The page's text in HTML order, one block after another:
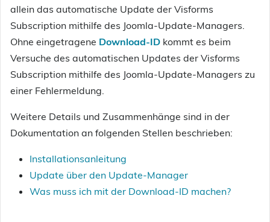
allein das automatische Update der Visforms
Subscription mithilfe des Joomla-Update-Managers.
Ohne eingetragene Download-ID kommt es beim
Versuche des automatischen Updates der Visforms
Subscription mithilfe des Joomla-Update-Managers zu
einer Fehlermeldung.
Weitere Details und Zusammenhänge sind in der
Dokumentation an folgenden Stellen beschrieben:
Installationsanleitung
Update über den Update-Manager
Was muss ich mit der Download-ID machen?